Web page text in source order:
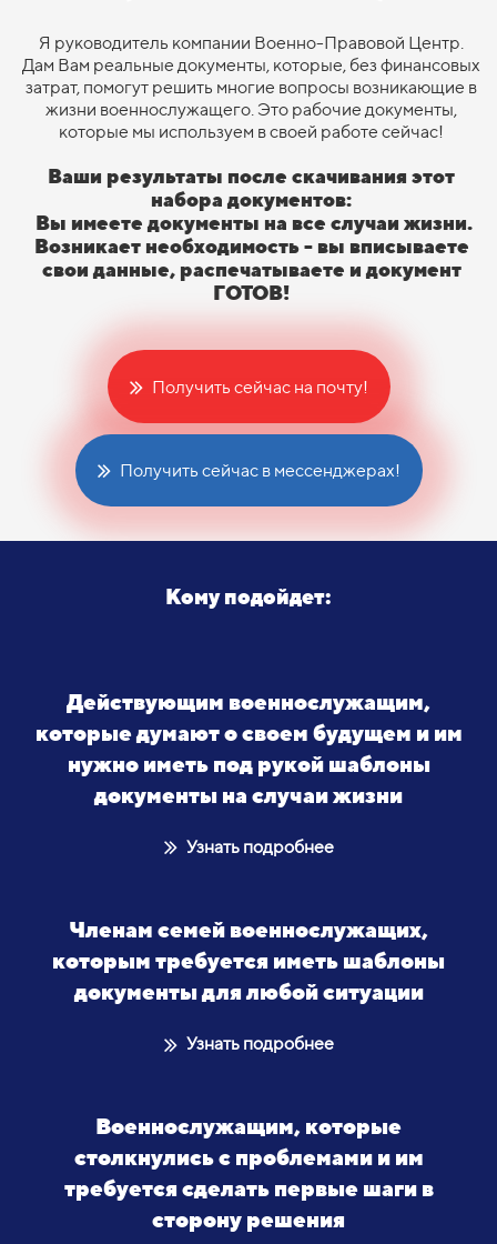
Я руководитель компании Военно-Правовой Центр.
Дам Вам реальные документы, которые, без финансовых
затрат, помогут решить многие вопросы возникающие в
жизни военнослужащего. Это рабочие документы,
которые мы используем в своей работе сейчас!
Ваши результаты после скачивания этот
набора документов:
Вы имеете документы на все случаи жизни.
Возникает необходимость - вы вписываете
свои данные, распечатываете и документ
ГОТОВ!
Получить сейчас на почту!
Получить сейчас в мессенджерах!
Кому подойдет:
Действующим военнослужащим,
которые думают о своем будущем и им
нужно иметь под рукой шаблоны
документы на случаи жизни
Узнать подробнее
Членам семей военнослужащих,
которым требуется иметь шаблоны
документы для любой ситуации
Узнать подробнее
Военнослужащим, которые
столкнулись с проблемами и им
требуется сделать первые шаги в
сторону решения